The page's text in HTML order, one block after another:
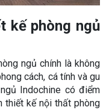
kế phòng ngủ
ngủ chính là không
cách, cá tính và gu
Indochine có điểm
thiết kế nội thất phòng